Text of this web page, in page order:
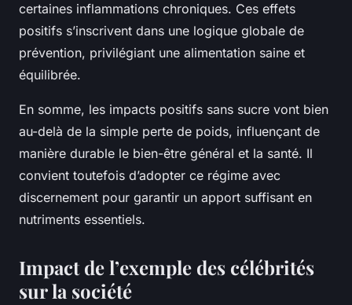
certaines inflammations chroniques. Ces effets
positifs s’inscrivent dans une logique globale de
prévention, privilégiant une alimentation saine et
équilibrée.
En somme, les impacts positifs sans sucre vont bien
au-delà de la simple perte de poids, influençant de
manière durable le bien-être général et la santé. Il
convient toutefois d’adopter ce régime avec
discernement pour garantir un apport suffisant en
nutriments essentiels.
Impact de l’exemple des célébrités
sur la société